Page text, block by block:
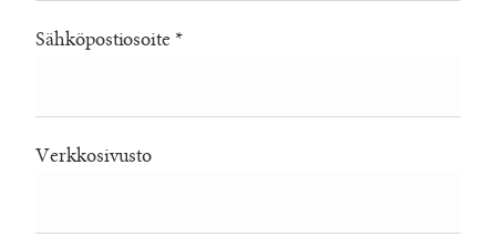
Sähköpostiosoite *
Verkkosivusto